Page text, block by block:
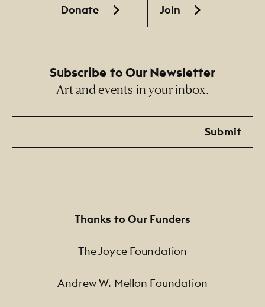
Donate Join
Subscribe to Our Newsletter
Art and events in your inbox.
Email
Submit
Thanks to Our Funders
The Joyce Foundation
Andrew W. Mellon Foundation